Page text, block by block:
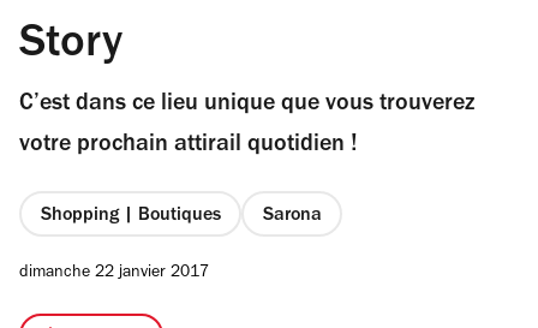
Story
C’est dans ce lieu unique que vous trouverez
votre prochain attirail quotidien !
Shopping | Boutiques Sarona
dimanche 22 janvier 2017